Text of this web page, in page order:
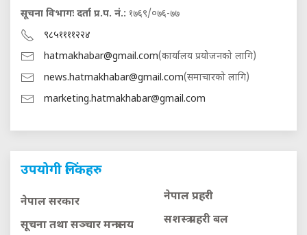
सूचना विभागः दर्ता प्र.प. नं.: १७६९/०७६-७७
९८५११११२२४
hatmakhabar@gmail.com(कार्यालय प्रयोजनको लागि)
news.hatmakhabar@gmail.com(समाचारको लागि)
marketing.hatmakhabar@gmail.com
उपयोगी लिंकहरु
नेपाल सरकार
सूचना तथा सञ्चार मन्त्रालय
नेपाल प्रहरी
सशस्त्र प्रहरी बल